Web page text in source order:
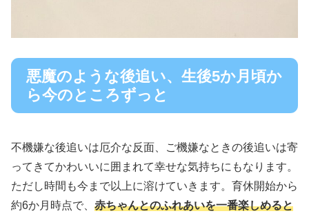
悪魔のような後追い、生後5か月頃か
ら今のところずっと
不機嫌な後追いは厄介な反面、ご機嫌なときの後追いは寄
ってきてかわいいに囲まれて幸せな気持ちにもなります。
ただし時間も今まで以上に溶けていきます。育休開始から
約6か月時点で、 赤ちゃんとのふれあいを一番楽しめると